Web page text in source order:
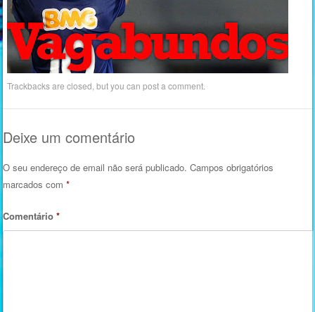
Trackbacks are closed, but you canpost a comment
Deixe um comentário
O seu endereço de email não será publicado. Campos obrigatórios
marcados com*
Comentário*